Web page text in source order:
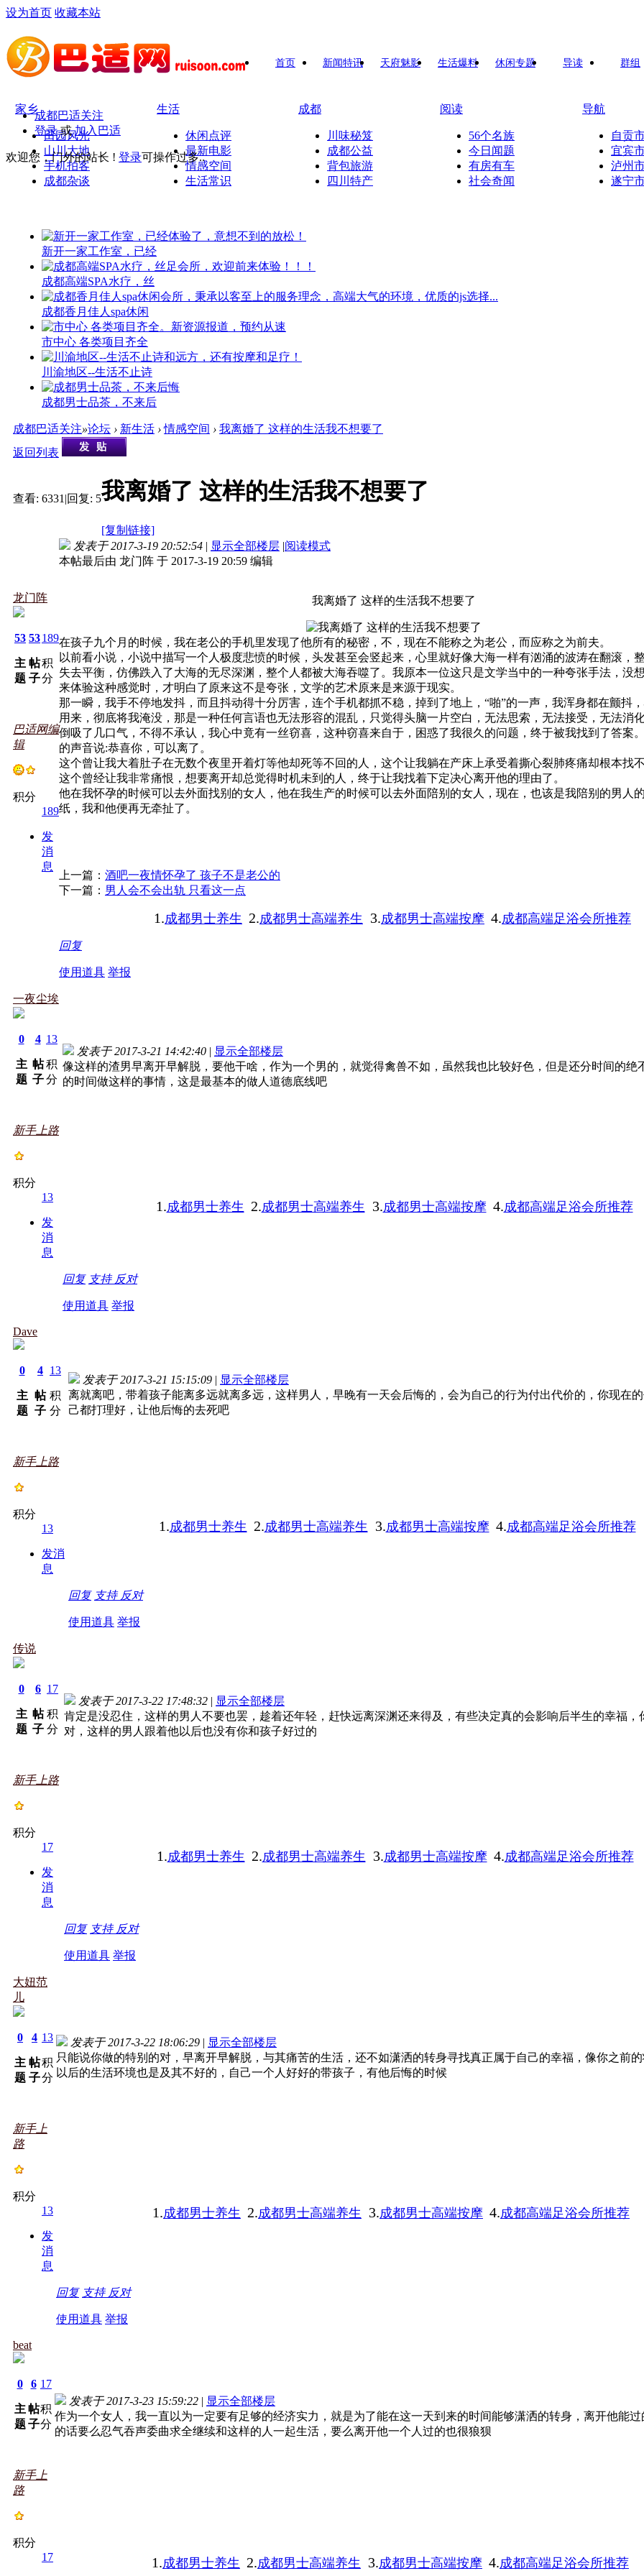
设为首页 收藏本站
成都巴适关注
登录 或 加入巴适
欢迎您，门外的站长 ! 登录可操作过多..
首页 新闻特讯 天府魅影 生活爆料 休闲专题 导读 群组
家乡
田园风光
山川大地
手机拍客
成都杂谈
生活
休闲点评
最新电影
情感空间
生活常识
成都
川味秘笈
成都公益
背包旅游
四川特产
阅读
56个名族
今日闻题
有房有车
社会奇闻
导航
自贡
宜宾
泸州
遂宁
新开一家工作室，已经
成都高端SPA水疗，丝
成都香月佳人spa休闲
市中心 各类项目齐全
川渝地区--生活不止诗
成都男士品茶，不来后
成都巴适关注»论坛 › 新生活 › 情感空间 › 我离婚了 这样的生活我不想要了
返回列表
查看: 6331 |回复: 5我离婚了 这样的生活我不想要了
[复制链接]
龙门阵
53
主
题
53
帖
子
189
积
分
巴适网编
辑
积分
189
发
消
息
发表于 2017-3-19 20:52:54 | 显示全部楼层 |阅读模式
本帖最后由 龙门阵 于 2017-3-19 20:59 编辑
我离婚了 这样的生活我不想要了
在孩子九个月的时候，我在老公的手机里发现了他所有的秘密，不，现在不能称之为老公，而应称之为前夫。
以前看小说，小说中描写一个人极度悲愤的时候，头发甚至会竖起来，心里就好像大海一样有汹涌的波涛在翻滚，
失去平衡，仿佛跌入了大海的无尽深渊，整个人都被大海吞噬了。我原本一位这只是文学当中的一种夸张手法，没
来体验这种感觉时，才明白了原来这不是夸张，文学的艺术原来是来源于现实。
那一瞬，我手不停地发抖，而且抖动得十分厉害，连个手机都抓不稳，掉到了地上，“啪”的一声，我浑身都在颤抖
用来，彻底将我淹没，那是一种任何言语也无法形容的混乱，只觉得头脑一片空白，无法思索，无法接受，无法消
倒吸了几口气，不得不承认，我心中竟有一丝窃喜，这种窃喜来自于，困惑了我很久的问题，终于被我找到了答案
的声音说:恭喜你，可以离了。
这个曾让我大着肚子在无数个夜里开着灯等他却死等不回的人，这个让我躺在产床上承受着撕心裂肺疼痛却根本找
这个曾经让我非常痛恨，想要离开却总觉得时机未到的人，终于让我找着下定决心离开他的理由了。
他在我怀孕的时候可以去外面找别的女人，他在我生产的时候可以去外面陪别的女人，现在，也该是我陪别的男人
纸，我和他便再无牵扯了。
上一篇： 酒吧一夜情怀孕了 孩子不是老公的
下一篇： 男人会不会出轨 只看这一点
1.成都男士养生 2.成都男士高端养生 3.成都男士高端按摩 4.成都高端足浴会所推荐
回复
使用道具 举报
一夜尘埃
0
主
题
4
帖
子
13
积
分
新手上路
积分
13
发
消
息
发表于 2017-3-21 14:42:40 | 显示全部楼层
像这样的渣男早离开早解脱，要他干啥，作为一个男的，就觉得禽兽不如，虽然我也比较好色，但是还分时间的绝
的时间做这样的事情，这是最基本的做人道德底线吧
1.成都男士养生 2.成都男士高端养生 3.成都男士高端按摩 4.成都高端足浴会所推荐
回复 支持 反对
使用道具 举报
Dave
0
主
题
4
帖
子
13
积
分
新手上路
积分
13
发消
息
发表于 2017-3-21 15:15:09 | 显示全部楼层
离就离吧，带着孩子能离多远就离多远，这样男人，早晚有一天会后悔的，会为自己的行为付出代价的，你现在
己都打理好，让他后悔的去死吧
1.成都男士养生 2.成都男士高端养生 3.成都男士高端按摩 4.成都高端足浴会所推荐
回复 支持 反对
使用道具 举报
传说
0
主
题
6
帖
子
17
积
分
新手上路
积分
17
发
消
息
发表于 2017-3-22 17:48:32 | 显示全部楼层
肯定是没忍住，这样的男人不要也罢，趁着还年轻，赶快远离深渊还来得及，有些决定真的会影响后半生的幸福，
对，这样的男人跟着他以后也没有你和孩子好过的
1.成都男士养生 2.成都男士高端养生 3.成都男士高端按摩 4.成都高端足浴会所推荐
回复 支持 反对
使用道具 举报
大妞范
儿
0
主
题
4
帖
子
13
积
分
新手上
路
积分
13
发
消
息
发表于 2017-3-22 18:06:29 | 显示全部楼层
只能说你做的特别的对，早离开早解脱，与其痛苦的生活，还不如潇洒的转身寻找真正属于自己的幸福，像你之前
以后的生活环境也是及其不好的，自己一个人好好的带孩子，有他后悔的时候
1.成都男士养生 2.成都男士高端养生 3.成都男士高端按摩 4.成都高端足浴会所推荐
回复 支持 反对
使用道具 举报
beat
0
主
题
6
帖
子
17
积
分
新手上
路
积分
17
发表于 2017-3-23 15:59:22 | 显示全部楼层
作为一个女人，我一直以为一定要有足够的经济实力，就是为了能在这一天到来的时间能够潇洒的转身，离开他能
的话要么忍气吞声委曲求全继续和这样的人一起生活，要么离开他一个人过的也很狼狈
1.成都男士养生 2.成都男士高端养生 3.成都男士高端按摩 4.成都高端足浴会所推荐